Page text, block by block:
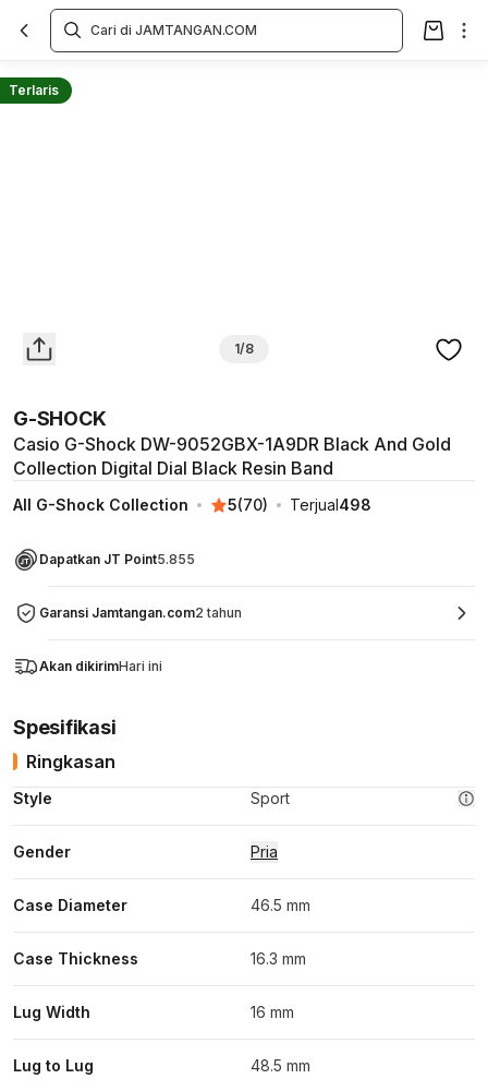
Terlaris
1/8
G-SHOCK
Casio G-Shock DW-9052GBX-1A9DR Black And Gold
Collection Digital Dial Black Resin Band
All G-Shock Collection 5(70) Terjual498
Dapatkan JT Point5.855
Garansi Jamtangan.com2 tahun
Akan dikirimHari ini
Overview
Spesifikasi
Ringkasan
Style Sport
Gender Pria
Case Diameter 46.5 mm
Case Thickness 16.3 mm
Lug Width 16 mm
Lug to Lug 48.5 mm